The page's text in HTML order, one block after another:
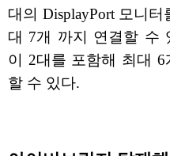
대의 DisplayPort 모니
대 7개 까지 연결할 수
이 2대를 포함해 최대
할 수 있다.